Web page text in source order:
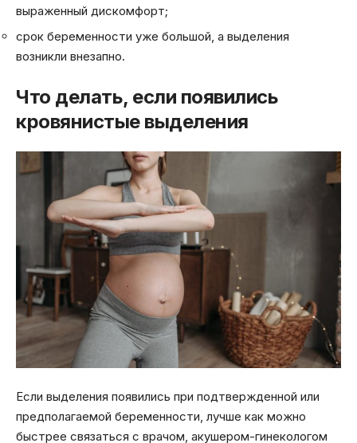
выраженный дискомфорт;
срок беременности уже большой, а выделения
возникли внезапно.
Что делать, если появились
кровянистые выделения
Если выделения появились при подтвержденной или
предполагаемой беременности, лучше как можно
быстрее связаться с врачом, акушером-гинекологом